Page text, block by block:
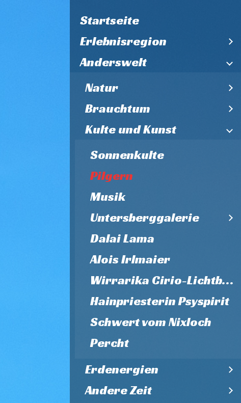
Startseite
Erlebnisregion
Anderswelt
Natur
Brauchtum
Kulte und Kunst
Sonnenkulte
Pilgern
Musik
Untersberggalerie
Dalai Lama
Alois Irlmaier
Wirrarika Cirio-Lichtbaum
Hainpriesterin Psyspirit
Schwert vom Nixloch
Percht
Erdenergien
Andere Zeit